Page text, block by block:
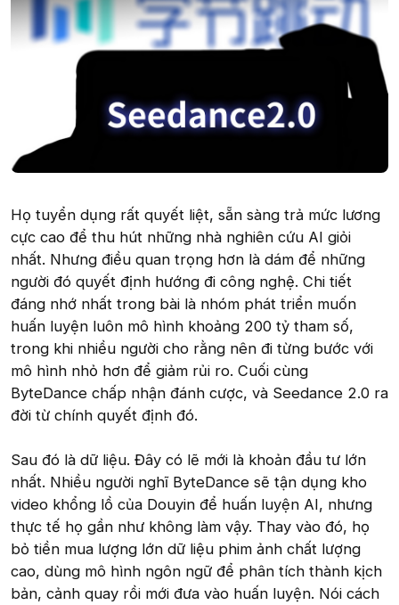
Họ tuyển dụng rất quyết liệt, sẵn sàng trả mức lương
cực cao để thu hút những nhà nghiên cứu AI giỏi
nhất. Nhưng điều quan trọng hơn là dám để những
người đó quyết định hướng đi công nghệ. Chi tiết
đáng nhớ nhất trong bài là nhóm phát triển muốn
huấn luyện luôn mô hình khoảng 200 tỷ tham số,
trong khi nhiều người cho rằng nên đi từng bước với
mô hình nhỏ hơn để giảm rủi ro. Cuối cùng
ByteDance chấp nhận đánh cược, và Seedance 2.0 ra
đời từ chính quyết định đó.
Sau đó là dữ liệu. Đây có lẽ mới là khoản đầu tư lớn
nhất. Nhiều người nghĩ ByteDance sẽ tận dụng kho
video khổng lồ của Douyin để huấn luyện AI, nhưng
thực tế họ gần như không làm vậy. Thay vào đó, họ
bỏ tiền mua lượng lớn dữ liệu phim ảnh chất lượng
cao, dùng mô hình ngôn ngữ để phân tích thành kịch
bản, cảnh quay rồi mới đưa vào huấn luyện. Nói cách